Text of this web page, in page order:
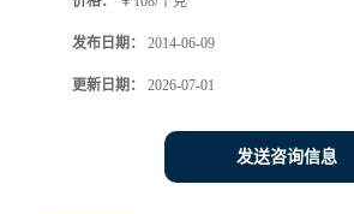
发布日期： 2014-06-09
更新日期： 2026-07-01
发送咨询信息